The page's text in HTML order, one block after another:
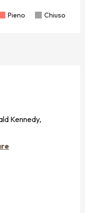
Pieno Chiuso
Kennedy,